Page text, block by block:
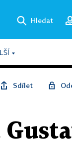
Hledat
Sdílet